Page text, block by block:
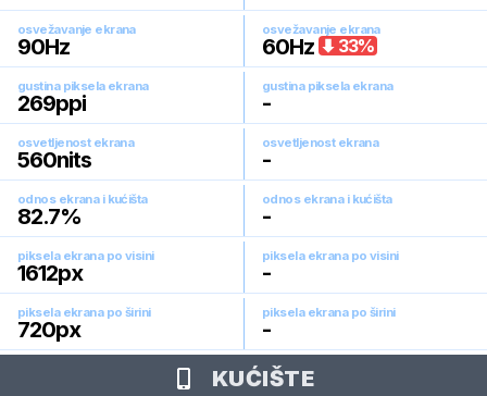
osvežavanje ekrana
90Hz
osvežavanje ekrana
60Hz 33%
gustina piksela ekrana
269ppi
gustina piksela ekrana
-
osvetljenost ekrana
560nits
osvetljenost ekrana
-
odnos ekrana i kućišta
82.7%
odnos ekrana i kućišta
-
piksela ekrana po visini
1612px
piksela ekrana po visini
-
piksela ekrana po širini
720px
piksela ekrana po širini
-
KUĆIŠTE